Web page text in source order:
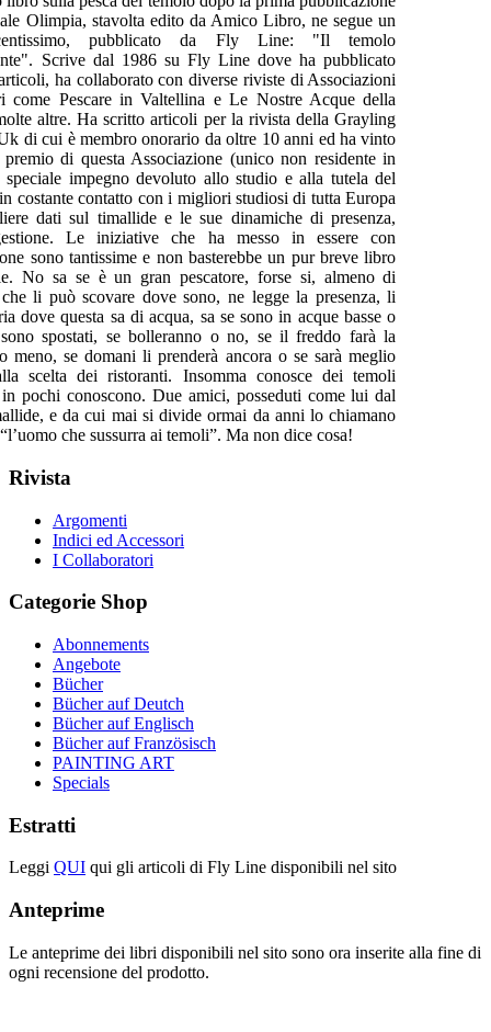
Olimpia, stavolta edito da Amico Libro, ne segue un
pubblicato da Fly Line: "Il temolo
Scrive dal 1986 su Fly Line dove ha pubblicato
ha collaborato con diverse riviste di Associazioni
come Pescare in Valtellina e Le Nostre Acque della
altre. Ha scritto articoli per la rivista della Grayling
di cui è membro onorario da oltre 10 anni ed ha vinto
di questa Associazione (unico non residente in
impegno devoluto allo studio e alla tutela del
costante contatto con i migliori studiosi di tutta Europa
dati sul timallide e le sue dinamiche di presenza,
Le iniziative che ha messo in essere con
sono tantissime e non basterebbe un pur breve libro
No sa se è un gran pescatore, forse si, almeno di
li può scovare dove sono, ne legge la presenza, li
dove questa sa di acqua, sa se sono in acque basse o
spostati, se bolleranno o no, se il freddo farà la
meno, se domani li prenderà ancora o se sarà meglio
scelta dei ristoranti. Insomma conosce dei temoli
pochi conoscono. Due amici, posseduti come lui dal
e da cui mai si divide ormai da anni lo chiamano
che sussurra ai temoli”. Ma non dice cosa!
Rivista
Argomenti
Indici ed Accessori
I Collaboratori
Categorie Shop
Abonnements
Angebote
Bücher
Bücher auf Deutch
Bücher auf Englisch
Bücher auf Französisch
PAINTING ART
Specials
Estratti
Leggi QUI qui gli articoli di Fly Line disponibili nel sito
Anteprime
Le anteprime dei libri disponibili nel sito sono ora inserite alla fine di
ogni recensione del prodotto.